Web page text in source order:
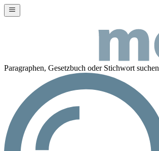
Paragraphen, Gesetzbuch oder Stichwort suchen